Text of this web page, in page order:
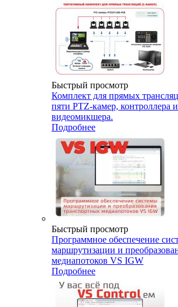
Быстрый просмотр
Комплект для прямых
пяти PTZ-камер, контроллера
видеомикшера.
Подробнее
Быстрый просмотр
Программное обеспечение
маршрутизации и
медиапотоков VS IGW
Подробнее